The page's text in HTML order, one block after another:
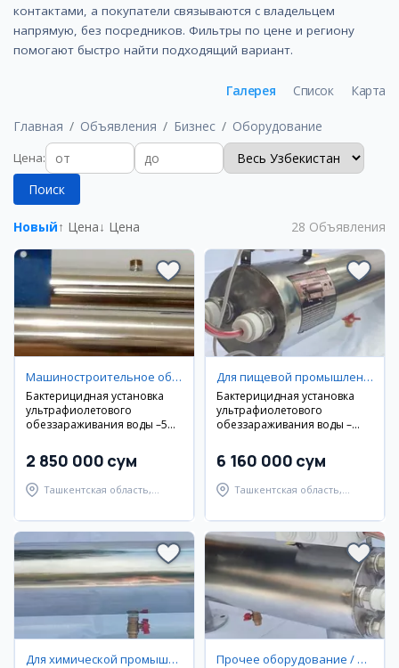
контактами, а покупатели связываются с владельцем
напрямую, без посредников. Фильтры по цене и региону
помогают быстро найти подходящий вариант.
Главная Объявления Бизнес Оборудование
Галерея Список Карта
Цена:
Поиск
Новый↑ Цена↓ Цена 28 Объявления
Машиностроительное оборудование
Бактерицидная установка
ультрафиолетового
обеззараживания воды –5м³/
2 850 000 сум
Ташкентская область,
Для пищевой промышленности
Бактерицидная установка
ультрафиолетового
обеззараживания воды –
6 160 000 сум
Ташкентская область,
Для химической промышленности / фармацевтики / медицины Прочее оборудование / инструменты